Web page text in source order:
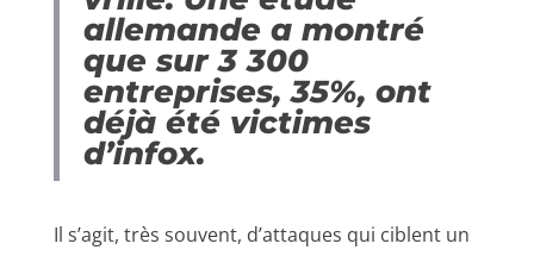
allemande a montré
que sur 3 300
entreprises, 35%, ont
déjà été victimes
d’infox.
Il s’agit, très souvent, d’attaques qui ciblent un